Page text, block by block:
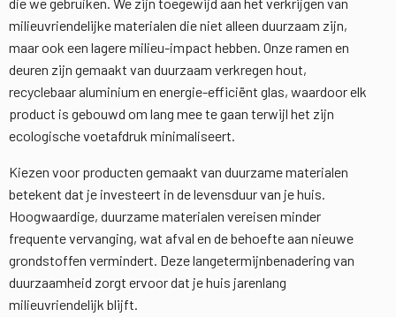
die we gebruiken. We zijn toegewijd aan het verkrijgen van
milieuvriendelijke materialen die niet alleen duurzaam zijn,
maar ook een lagere milieu-impact hebben. Onze ramen en
deuren zijn gemaakt van duurzaam verkregen hout,
recyclebaar aluminium en energie-efficiënt glas, waardoor elk
product is gebouwd om lang mee te gaan terwijl het zijn
ecologische voetafdruk minimaliseert.
Kiezen voor producten gemaakt van duurzame materialen
betekent dat je investeert in de levensduur van je huis.
Hoogwaardige, duurzame materialen vereisen minder
frequente vervanging, wat afval en de behoefte aan nieuwe
grondstoffen vermindert. Deze langetermijnbenadering van
duurzaamheid zorgt ervoor dat je huis jarenlang
milieuvriendelijk blijft.